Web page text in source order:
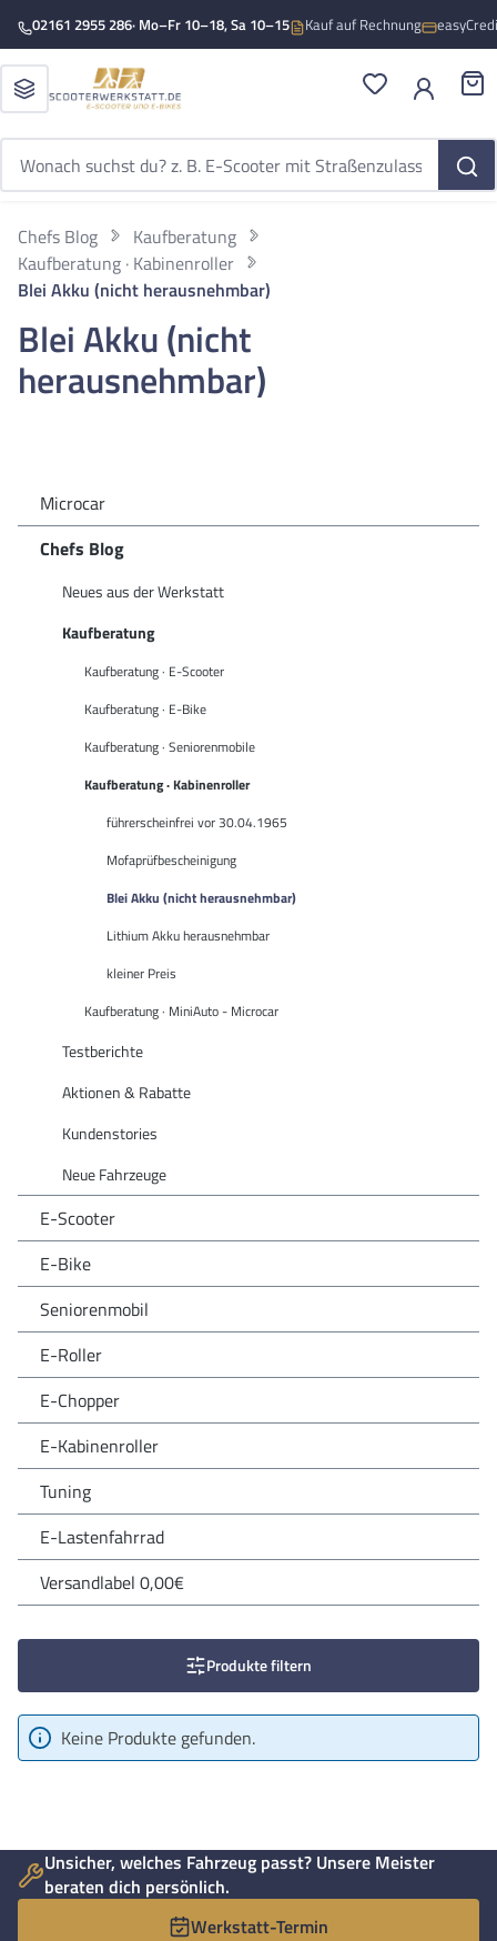
Zum Hauptinhalt springen Kauf auf Rechnung
02161 2955 286· Mo–Fr 10–18, Sa 10–15
Du hast 0
Chefs Blog
Kaufberatung
Kaufberatung · Kabinenroller
Blei Akku (nicht herausnehmbar)
Blei Akku (nicht
herausnehmbar)
Microcar
Chefs Blog
Neues aus der Werkstatt
Kaufberatung
Kaufberatung · E-Scooter
Kaufberatung · E-Bike
Kaufberatung · Seniorenmobile
Kaufberatung · Kabinenroller
führerscheinfrei vor 30.04.1965
Mofaprüfbescheinigung
Blei Akku (nicht herausnehmbar)
Lithium Akku herausnehmbar
kleiner Preis
Kaufberatung · MiniAuto - Microcar
Testberichte
Aktionen & Rabatte
Kundenstories
Neue Fahrzeuge
E-Scooter
E-Bike
Seniorenmobil
E-Roller
E-Chopper
E-Kabinenroller
Tuning
E-Lastenfahrrad
Versandlabel 0,00€
Produkte filtern
Keine Produkte gefunden.
Unsicher, welches Fahrzeug passt? Unsere Meister
beraten dich persönlich.
Werkstatt-Termin